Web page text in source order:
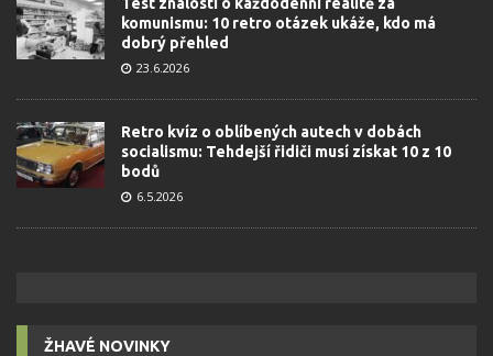
komunismu: 10 retro otázek ukáže, kdo má
dobrý přehled
23.6.2026
Retro kvíz o oblíbených autech v dobách
socialismu: Tehdejší řidiči musí získat 10 z 10
bodů
6.5.2026
ŽHAVÉ NOVINKY